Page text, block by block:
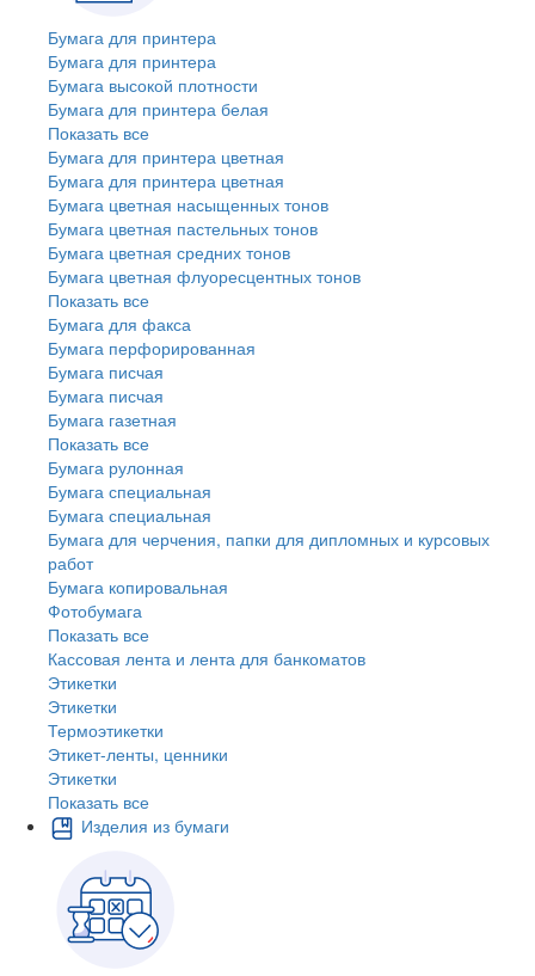
Бумага для принтера
Бумага для принтера
Бумага высокой плотности
Бумага для принтера белая
Показать все
Бумага для принтера цветная
Бумага для принтера цветная
Бумага цветная насыщенных тонов
Бумага цветная пастельных тонов
Бумага цветная средних тонов
Бумага цветная флуоресцентных тонов
Показать все
Бумага для факса
Бумага перфорированная
Бумага писчая
Бумага писчая
Бумага газетная
Показать все
Бумага рулонная
Бумага специальная
Бумага специальная
Бумага для черчения, папки для дипломных и курсовых
работ
Бумага копировальная
Фотобумага
Показать все
Кассовая лента и лента для банкоматов
Этикетки
Этикетки
Термоэтикетки
Этикет-ленты, ценники
Этикетки
Показать все
Изделия из бумаги